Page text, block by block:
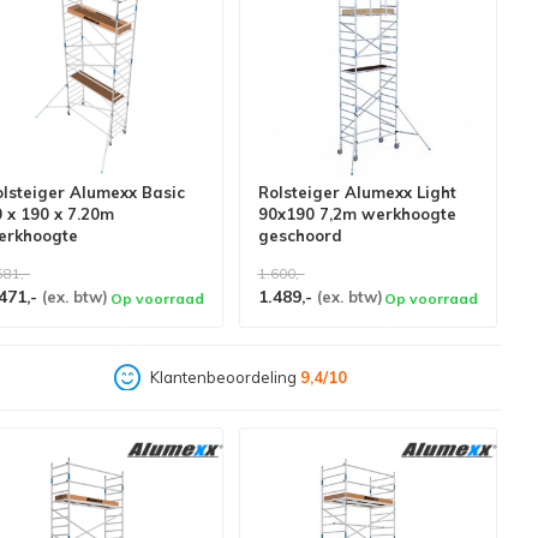
Alumexx Basic
x 190 x 7.20m
(ex. btw) Op voorraad
Rolsteiger Alumexx Light
90x190 7,2m werkhoogte
geschoord
1.600,-
1.489,- (ex. btw) Op voorraad
Klantenbeoordeling 9,4/10